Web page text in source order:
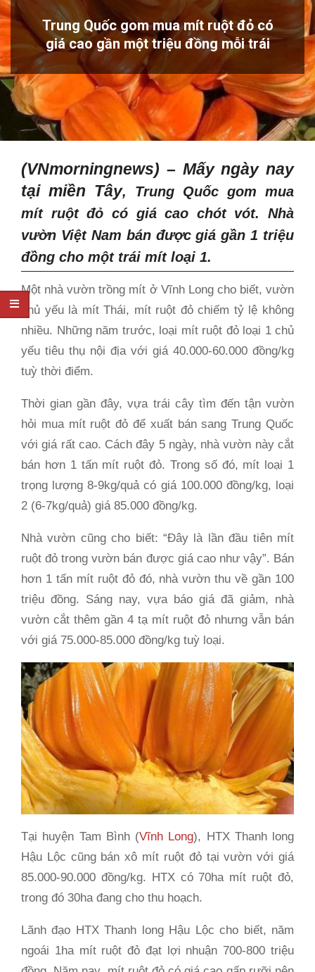
Trung Quốc gom mua mít ruột đỏ có
giá cao gần một triệu đồng mỗi trái
(VNmorningnews) – Mấy ngày nay
tại miền Tây, Trung Quốc gom mua
mít ruột đỏ có giá cao chót vót. Nhà
vườn Việt Nam bán được giá gần 1 triệu
đồng cho một trái mít loại 1.
Một nhà vườn trồng mít ở Vĩnh Long cho biết, vườn
chủ yếu là mít Thái, mít ruột đỏ chiếm tỷ lệ không
nhiều. Những năm trước, loại mít ruột đỏ loại 1 chủ
yếu tiêu thụ nội địa với giá 40.000-60.000 đồng/kg
tuỳ thời điểm.
Thời gian gần đây, vựa trái cây tìm đến tận vườn
hỏi mua mít ruột đỏ để xuất bán sang Trung Quốc
với giá rất cao. Cách đây 5 ngày, nhà vườn này cắt
bán hơn 1 tấn mít ruột đỏ. Trong số đó, mít loại 1
trọng lượng 8-9kg/quả có giá 100.000 đồng/kg, loại
2 (6-7kg/quả) giá 85.000 đồng/kg.
Nhà vườn cũng cho biết: “Đây là lần đầu tiên mít
ruột đỏ trong vườn bán được giá cao như vậy”. Bán
hơn 1 tấn mít ruột đỏ đó, nhà vườn thu về gần 100
triệu đồng. Sáng nay, vựa báo giá đã giảm, nhà
vườn cắt thêm gần 4 tạ mít ruột đỏ nhưng vẫn bán
với giá 75.000-85.000 đồng/kg tuỳ loại.
Tại huyện Tam Bình (Vĩnh Long), HTX Thanh long
Hậu Lộc cũng bán xô mít ruột đỏ tại vườn với giá
85.000-90.000 đồng/kg. HTX có 70ha mít ruột đỏ,
trong đó 30ha đang cho thu hoạch.
Lãnh đạo HTX Thanh long Hậu Lộc cho biết, năm
ngoái 1ha mít ruột đỏ đạt lợi nhuận 700-800 triệu